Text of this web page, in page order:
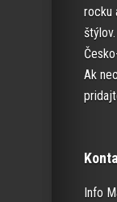
rocku
Ak
Info